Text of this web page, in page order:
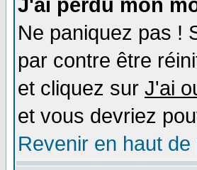
J'ai perdu mon
Ne paniquez pas !
par contre être
et cliquez sur J'ai
et vous devriez
Revenir en haut de